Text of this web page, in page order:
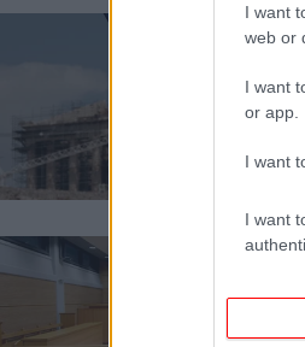
I want
web or
I want
or app.
I want
I want